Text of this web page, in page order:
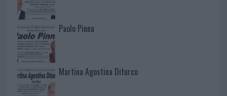
Paolo Pinna
Martina Agostina Diturco